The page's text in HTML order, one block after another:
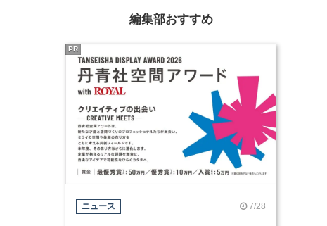
編集部おすすめ
ニュース 7/28
PR